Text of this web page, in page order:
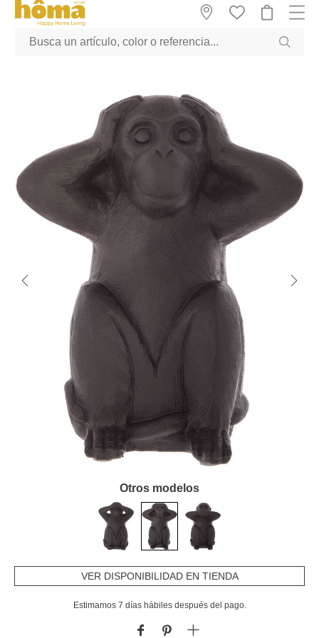
GTM-M23T38WX true
Otros modelos
VER DISPONIBILIDAD EN TIENDA
Estimamos 7 días hábiles después del pago.